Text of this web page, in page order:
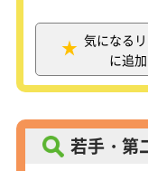
な
＜
研
ジ
～
・
ム
な
す
テ
多
子
子
広
気になる
に追加
若手・第